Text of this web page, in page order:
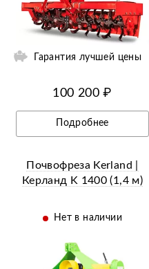
Гарантия лучшей цены
100 200 ₽
Подробнее
Ещё 14 фотографий
Почвофреза Kerland |
Керланд K 1400 (1,4 м)
Нет в наличии